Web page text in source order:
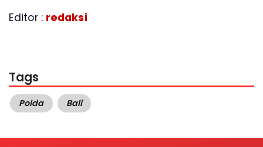
Editor : redaksi
Tags
Polda Bali